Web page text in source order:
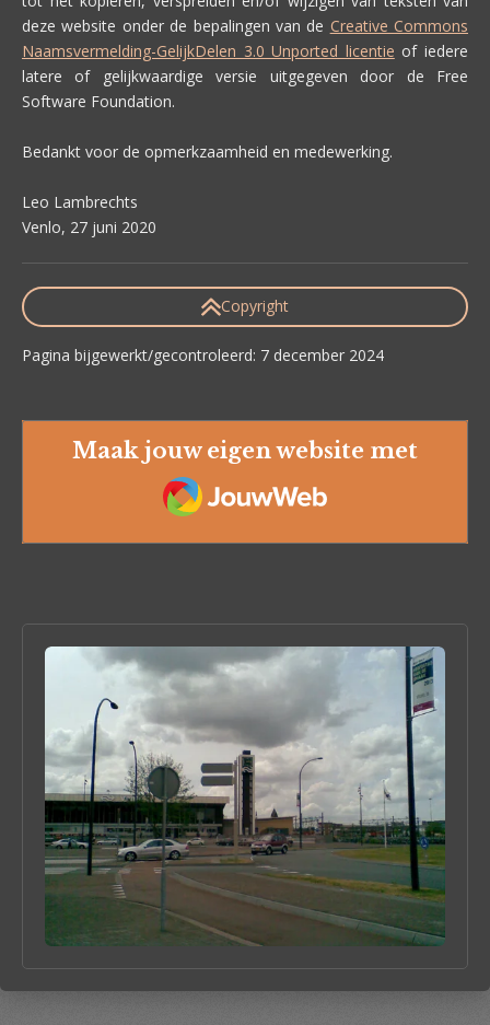
deze website onder de bepalingen van de Creative Commons
Naamsvermelding-GelijkDelen 3.0 Unported licentie of iedere
latere of gelijkwaardige versie uitgegeven door de Free
Software Foundation.
Bedankt voor de opmerkzaamheid en medewerking.
Leo Lambrechts
Venlo, 27 juni 2020
Copyright
Pagina bijgewerkt/gecontroleerd: 7 december 2024
Maak jouw eigen website met
JouwWeb